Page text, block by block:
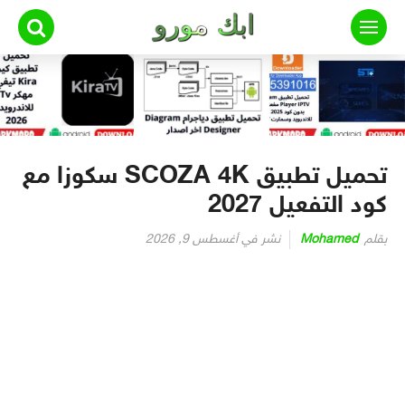
التجاوز
المحتوى
تحميل تطبيق SCOZA 4K سكوزا مع
كود التفعيل 2027
بقلم Mohamed نشر في أغسطس 9, 2026